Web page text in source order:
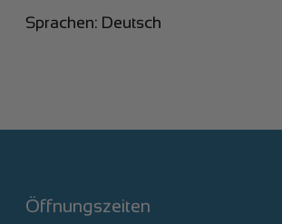
Sprachen: Deutsch
Öffnungszeiten